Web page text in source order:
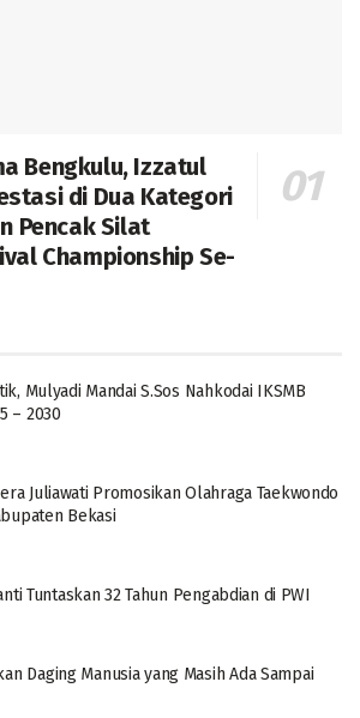
Bengkulu, Izzatul
di Dua Kategori
Pencak Silat
Championship Se-
Mulyadi Mandai S.Sos Nahkodai IKSMB
– 2030
Juliawati Promosikan Olahraga Taekwondo
Bekasi
Tuntaskan 32 Tahun Pengabdian di PWI
Daging Manusia yang Masih Ada Sampai